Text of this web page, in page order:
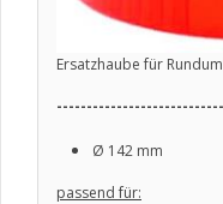
Ersatzhaube für
Ø 142 mm
passend für: